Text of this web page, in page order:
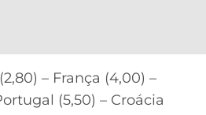
– França (4,00) –
(5,50) – Croácia